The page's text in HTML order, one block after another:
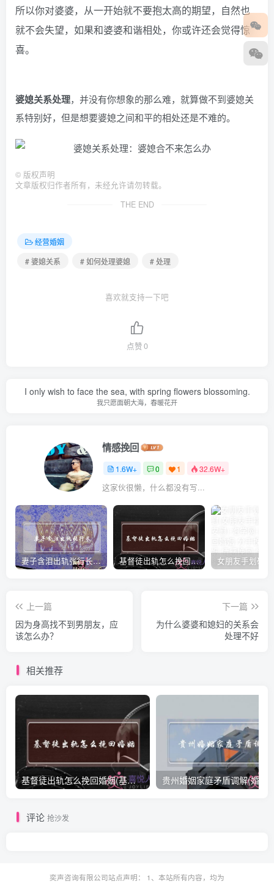
所以你对婆婆，从一开始就不要抱太高的期望，自然也
就不会失望，如果和婆婆和谐相处，你或许还会觉得惊
喜。
婆媳关系处理，并没有你想象的那么难，就算做不到婆媳关
系特别好，但是想要婆媳之间和平的相处还是不难的。
© 版权声明
文章版权归作者所有，未经允许请勿转载。
THE END
经营婚姻
# 婆媳关系
# 如何处理婆媳 # 处理
喜欢就支持一下吧
点赞0
I only wish to face the sea, with spring flowers blossoming.
我只愿面朝大海，春暖花开
情感挽回
1.6W+ 0 1 32.6W+
这家伙很懒，什么都没有写...
妻子含泪出轨张行长 她说全都是因为家中 基督徒出轨怎么挽回婚姻(基督徒面对出轨婚姻)
上一篇
因为身高找不到男朋友，应
该怎么办？
下一篇
为什么婆婆和媳妇的关系会
处理不好
相关推荐
基督徒出轨怎么挽回婚姻(基督徒面对出轨婚姻)
评论 抢沙发
奕声咨询有限公司站点声明： 1、本站所有内容，均为